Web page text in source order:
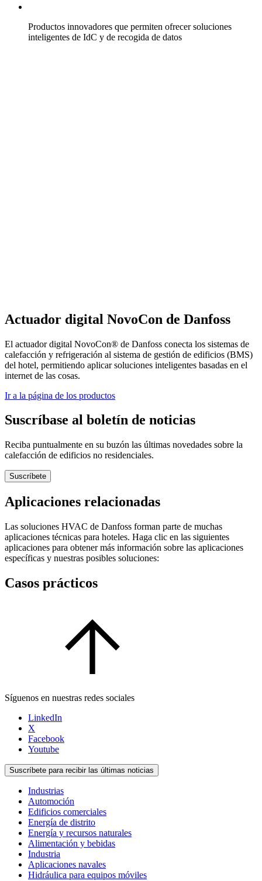
Productos innovadores que permiten ofrecer soluciones
inteligentes de IdC y de recogida de datos
Actuador digital NovoCon de Danfoss
El actuador digital NovoCon® de Danfoss conecta los sistemas de
calefacción y refrigeración al sistema de gestión de edificios (BMS)
del hotel, permitiendo aplicar soluciones inteligentes basadas en el
internet de las cosas.
Ir a la página de los productos
Suscríbase al boletín de noticias
Reciba puntualmente en su buzón las últimas novedades sobre la
calefacción de edificios no residenciales.
Suscríbete
Aplicaciones relacionadas
Las soluciones HVAC de Danfoss forman parte de muchas
aplicaciones técnicas para hoteles. Haga clic en las siguientes
aplicaciones para obtener más información sobre las aplicaciones
específicas y nuestras posibles soluciones:
Casos prácticos
Síguenos en nuestras redes sociales
LinkedIn
X
Facebook
Youtube
Suscríbete para recibir las últimas noticias
Industrias
Automoción
Edificios comerciales
Energía de distrito
Energía y recursos naturales
Alimentación y bebidas
Industria
Aplicaciones navales
Hidráulica para equipos móviles